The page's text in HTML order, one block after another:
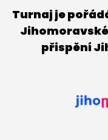
Turnaj je
přispění